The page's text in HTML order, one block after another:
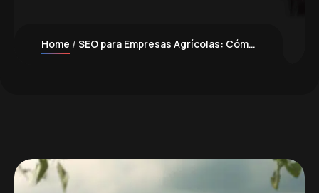
Home SEO para Empresas Agrícolas: Cómo Posicionar tu Negocio en la Era Digital